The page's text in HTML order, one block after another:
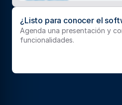
¿Listo para conocer el
Agenda una presentación y
funcionalidades.
Agendar una presentación